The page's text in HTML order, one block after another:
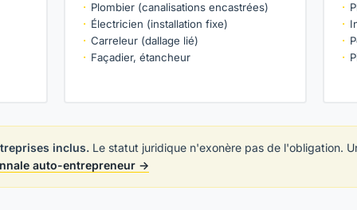
Plombier (canalisations encastrées)
Électricien (installation fixe)
Carreleur (dallage lié)
Façadier, étancheur
inclus. Le statut juridique n'exonère pas de l'obligation.
auto-entrepreneur →